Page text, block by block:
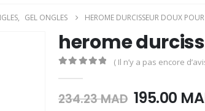
, GEL ONGLES HEROME DURCISSEUR DOUX
herome
( Il n’y a pas encore
234.23MAD Le
195.00